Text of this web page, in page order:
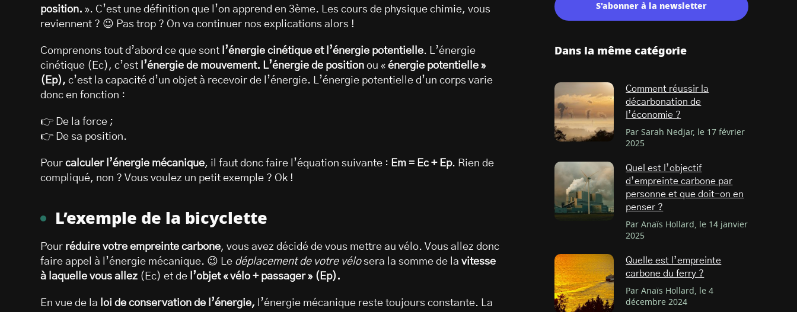
position. ». C’est une définition que l’on apprend en 3ème. Les cours de physique chimie, vous
reviennent ? 😉 Pas trop ? On va continuer nos explications alors !
Comprenons tout d’abord ce que sont l’énergie cinétique et l’énergie potentielle. L’énergie
cinétique (Ec), c’est l’énergie de mouvement. L’énergie de position ou « énergie potentielle »
(Ep), c’est la capacité d’un objet à recevoir de l’énergie. L’énergie potentielle d’un corps varie
donc en fonction :
👉 De la force ;
👉 De sa position.
Pour calculer l’énergie mécanique, il faut donc faire l’équation suivante : Em = Ec + Ep. Rien de
compliqué, non ? Vous voulez un petit exemple ? Ok !
L’exemple de la bicyclette
Pour réduire votre empreinte carbone, vous avez décidé de vous mettre au vélo. Vous allez donc
faire appel à l’énergie mécanique. 😉 Le déplacement de votre vélosera la somme de la vitesse
à laquelle vous allez (Ec) et de l’objet « vélo + passager » (Ep).
En vue de la loi de conservation de l’énergie, l’énergie mécanique reste toujours constante. La
S'abonner à la newsletter
Dans la même catégorie
Comment réussir la
décarbonation de
l’économie ?
Par Sarah Nedjar, le 17 février
2025
Quel est l’objectif
d’empreinte carbone par
personne et que doit-on en
penser ?
Par Anaïs Hollard, le 14 janvier
2025
Quelle est l’empreinte
carbone du ferry ?
Par Anaïs Hollard, le 4
décembre 2024